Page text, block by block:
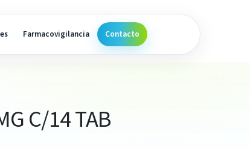
Farmacovigilancia Contacto
C/14 TAB